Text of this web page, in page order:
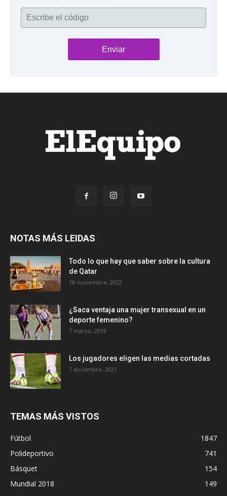
Escribe el código
NOTAS MÁS LEIDAS
Todo lo que hay que saber sobre la cultura
de Qatar
18 noviembre, 2022
¿Saca ventaja una mujer transexual en un
deporte femenino?
7 marzo, 2019
Los jugadores eligen las medias cortadas
7 diciembre, 2021
TEMAS MÁS VISTOS
Fútbol
1847
Polideportivo
741
Básquet
154
Mundial 2018
149